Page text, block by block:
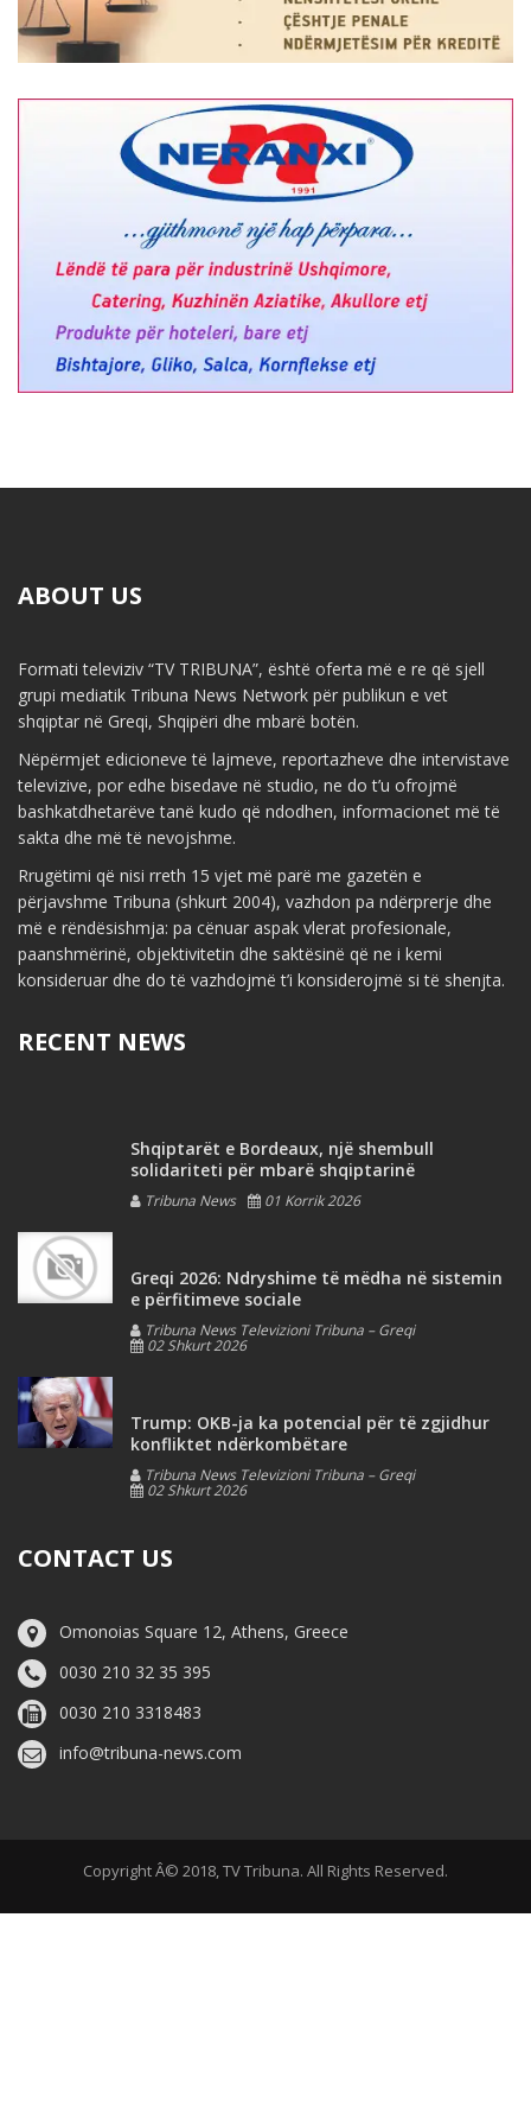
ABOUT US
Formati televiziv “TV TRIBUNA”, është oferta më e re që sjell
grupi mediatik Tribuna News Network për publikun e vet
shqiptar në Greqi, Shqipëri dhe mbarë botën.
Nëpërmjet edicioneve të lajmeve, reportazheve dhe intervistave
televizive, por edhe bisedave në studio, ne do t’u ofrojmë
bashkatdhetarëve tanë kudo që ndodhen, informacionet më të
sakta dhe më të nevojshme.
Rrugëtimi që nisi rreth 15 vjet më parë me gazetën e
përjavshme Tribuna (shkurt 2004), vazhdon pa ndërprerje dhe
më e rëndësishmja: pa cënuar aspak vlerat profesionale,
paanshmërinë, objektivitetin dhe saktësinë që ne i kemi
konsideruar dhe do të vazhdojmë t’i konsiderojmë si të shenjta.
RECENT NEWS
Shqiptarët e Bordeaux, një shembull
solidariteti për mbarë shqiptarinë
Tribuna News 01 Korrik 2026
Greqi 2026: Ndryshime të mëdha në sistemin
e përfitimeve sociale
Tribuna News Televizioni Tribuna – Greqi
02 Shkurt 2026
Trump: OKB-ja ka potencial për të zgjidhur
konfliktet ndërkombëtare
Tribuna News Televizioni Tribuna – Greqi
02 Shkurt 2026
CONTACT US
Omonoias Square 12, Athens, Greece
0030 210 32 35 395
0030 210 3318483
info@tribuna-news.com
Copyright Â© 2018, TV Tribuna. All Rights Reserved.